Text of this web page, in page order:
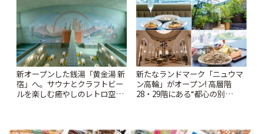
新オープンした銭湯「黄金湯 新
宿」へ。サウナとクラフトビー
ルを楽しむ癒やしのレトロ空間
新たなランドマーク「ニュウマ
ン高輪」がオープン! 高層階
28・29階にある“都心の別